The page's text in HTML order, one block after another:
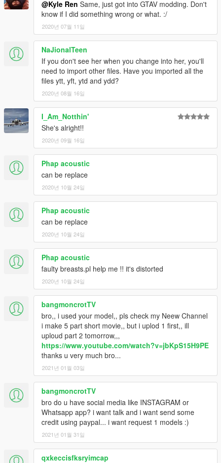
@Kyle Ren Same, just got into GTAV modding. Don't
know if I did something wrong or what. :/
2020년 07월 11일
NaJionalTeen
If you don't see her when you change into her, you'll
need to import other files. Have you imported all the
files ytt, yft, ytd and ydd?
2020년 08월 16일
I_Am_Notthin'
She's alright!!
2020년 09월 16일
Phap acoustic
can be replace
2020년 10월 24일
Phap acoustic
can be replace
2020년 10월 24일
Phap acoustic
faulty breasts.pl help me !! it's distorted
2020년 10월 24일
bangmoncrotTV
bro,, i used your model,, pls check my Neew Channel
i make 5 part short movie,, but i uplod 1 first,, ill
uploud part 2 tomorrow,,,
https://www.youtube.com/watch?v=jbKpS15H9PE
thanks u very much bro...
2021년 01월 03일
bangmoncrotTV
bro do u have social media like INSTAGRAM or
Whatsapp app? i want talk and i want send some
credit using paypal... i want request 1 models :)
2021년 01월 31일
qxkeccisfksryimcap